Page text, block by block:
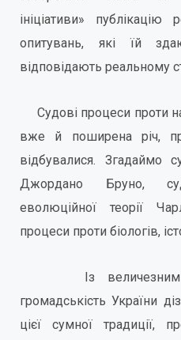
ініціативи» публікацію
опитувань, які їй
відповідають реальному
Судові процеси проти
вже й поширена річ,
відбувалися. Згадаймо
Джордано Бруно,
еволюційної теорії
процеси проти біологів,
Із величезним
громадськість України
цієї сумної традиції,